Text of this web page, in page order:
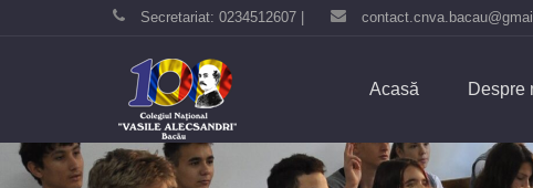
Secretariat: 0234512607 |
Acasă Despre